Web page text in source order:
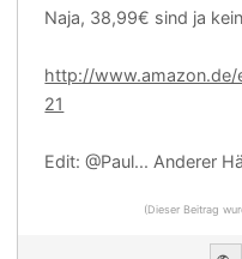
Naja, 38,99€ sind ja
http://www.amazon.de/
21
Edit: @Paul... Anderer
(Dieser Beitrag